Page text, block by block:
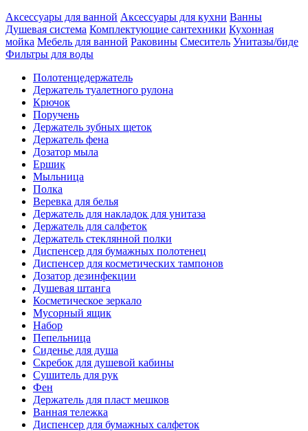
Аксессуары для ванной Аксессуары для кухни Ванны
Душевая система Комплектующие сантехники Кухонная
мойка Мебель для ванной Раковины Смеситель Унитазы/биде
Фильтры для воды
Полотенцедержатель
Держатель туалетного рулона
Крючок
Поручень
Держатель зубных щеток
Держатель фена
Дозатор мыла
Eршик
Мыльница
Полка
Веревка для белья
Держатель для накладок для унитаза
Держатель для салфеток
Держатель стеклянной полки
Диспенсер для бумажных полотенец
Диспенсер для косметических тампонов
Дозатор дезинфекции
Душевая штанга
Косметическое зеркало
Мусорный ящик
Набор
Пепельница
Сиденье для душа
Скребок для душевой кабины
Сушитель для рук
Фен
Держатель для пласт мешков
Ванная тележка
Диспенсер для бумажных салфеток